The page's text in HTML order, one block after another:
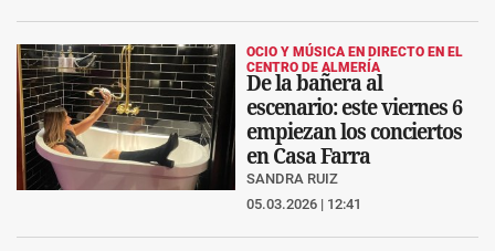
OCIO Y MÚSICA EN DIRECTO EN EL
CENTRO DE ALMERÍA
De la bañera al
escenario: este viernes 6
empiezan los conciertos
en Casa Farra
SANDRA RUIZ
05.03.2026 | 12:41